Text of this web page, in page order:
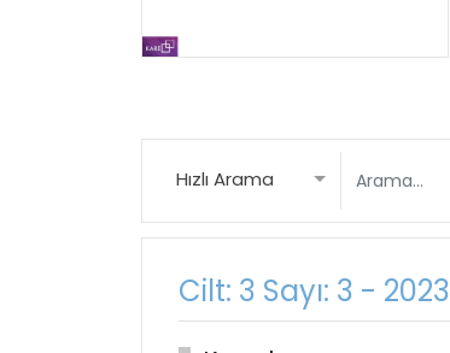
Hızlı Arama
Cilt: 3 Sayı: 3 - 2023